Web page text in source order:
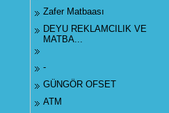
Zafer Matbaası
DEYU REKLAMCILIK VE
MATBA...
-
GÜNGÖR OFSET
ATM